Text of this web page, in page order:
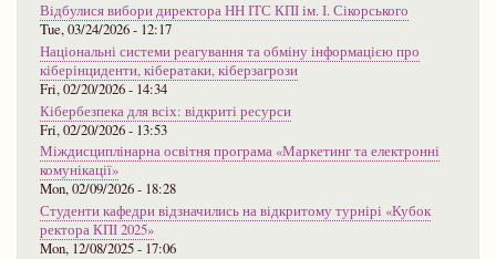
Відбулися вибори директора НН ІТС КПІ ім. І. Сікорського
Tue, 03/24/2026 - 12:17
Національні системи реагування та обміну інформацією про
кіберінциденти, кібератаки, кіберзагрози
Fri, 02/20/2026 - 14:34
Кібербезпека для всіх: відкриті ресурси
Fri, 02/20/2026 - 13:53
Міждисциплінарна освітня програма «Маркетинг та електронні
комунікації»
Mon, 02/09/2026 - 18:28
Студенти кафедри відзначились на відкритому турнірі «Кубок
ректора КПІ 2025»
Mon, 12/08/2025 - 17:06